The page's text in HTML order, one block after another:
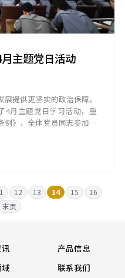
主题党日活动
提供更坚实的政治保障，
4月主题党日学习活动，重
例》，全体党员同志参加会
12 13 14 15
16
末页
产品信息
联系我们